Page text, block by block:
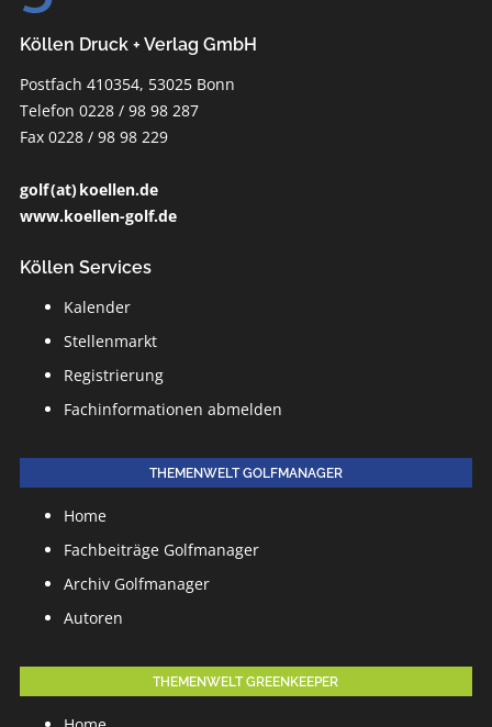
Köllen Druck + Verlag GmbH
Postfach 410354, 53025 Bonn
Telefon 0228 / 98 98 287
Fax 0228 / 98 98 229
golf (at) koellen.de
www.koellen-golf.de
Köllen Services
Kalender
Stellenmarkt
Registrierung
Fachinformationen abmelden
THEMENWELT GOLFMANAGER
Home
Fachbeiträge Golfmanager
Archiv Golfmanager
Autoren
THEMENWELT GREENKEEPER